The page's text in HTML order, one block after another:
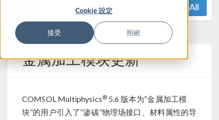
Cookie 設定
接受 拒絕
View All
金属加工模块更新
COMSOL Multiphysics® 5.6 版本为“金属加工模
块”的用户引入了“渗碳”物理场接口、材料属性的导